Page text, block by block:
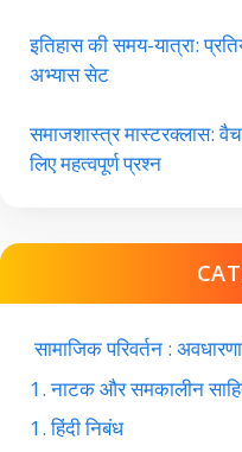
इतिहास की समय-यात्रा:
अभ्यास सेट
समाजशास्त्र मास्टरक्लास:
लिए महत्वपूर्ण प्रश्न
सामाजिक परिवर्तन :
1. नाटक और समकालीन
1. हिंदी निबंध